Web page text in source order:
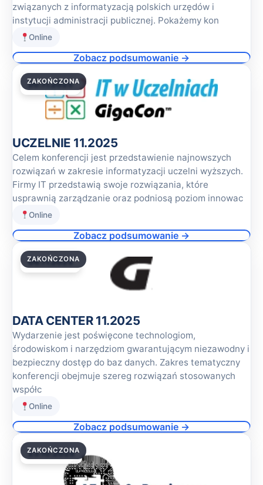
związanych z informatyzacją polskich urzędów i
instytucji administracji publicznej. Pokażemy kon
Online
Zobacz podsumowanie →
20.11.2025
ZAKOŃCZONA
UCZELNIE 11.2025
Celem konferencji jest przedstawienie najnowszych
rozwiązań w zakresie informatyzacji uczelni wyższych.
Firmy IT przedstawią swoje rozwiązania, które
usprawnią zarządzanie oraz podniosą poziom innowac
Online
Zobacz podsumowanie →
06.11.2025
ZAKOŃCZONA
DATA CENTER 11.2025
Wydarzenie jest poświęcone technologiom,
środowiskom i narzędziom gwarantującym niezawodny i
bezpieczny dostęp do baz danych. Zakres tematyczny
konferencji obejmuje szereg rozwiązań stosowanych
współc
Online
Zobacz podsumowanie →
23.10.2025
ZAKOŃCZONA